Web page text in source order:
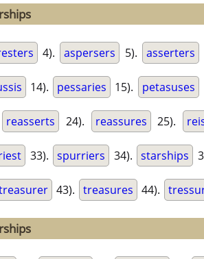
4). aspersers 5). asserters
14). pessaries 15). petasuses
reasserts 24). reassures 25).
33). spurriers 34). starships
43). treasures 44).